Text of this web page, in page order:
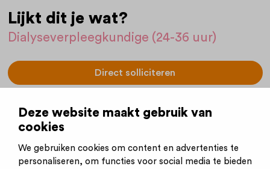
Deze website maakt gebruik van
cookies
We gebruiken cookies om content en advertenties te
personaliseren, om functies voor social media te bieden
Lijkt dit je wat?
Dialyseverpleegkundige (24-36 uur)
Direct solliciteren
Vacaturenummer: 2025-685
(Handig om bij de hand te houden.)
Plaatsingsdatum:18-05-2026
Sluitingsdatum: 11-08-2026